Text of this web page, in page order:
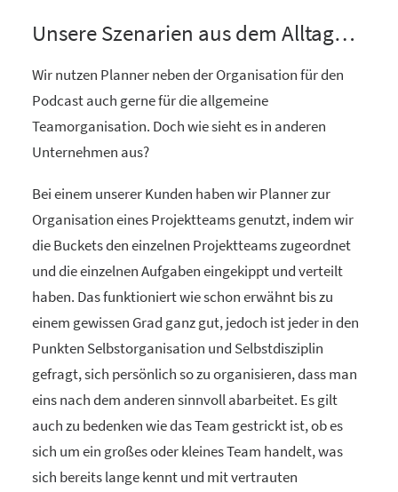
Unsere Szenarien aus dem Alltag…
Wir nutzen Planner neben der Organisation für den
Podcast auch gerne für die allgemeine
Teamorganisation. Doch wie sieht es in anderen
Unternehmen aus?
Bei einem unserer Kunden haben wir Planner zur
Organisation eines Projektteams genutzt, indem wir
die Buckets den einzelnen Projektteams zugeordnet
und die einzelnen Aufgaben eingekippt und verteilt
haben. Das funktioniert wie schon erwähnt bis zu
einem gewissen Grad ganz gut, jedoch ist jeder in den
Punkten Selbstorganisation und Selbstdisziplin
gefragt, sich persönlich so zu organisieren, dass man
eins nach dem anderen sinnvoll abarbeitet. Es gilt
auch zu bedenken wie das Team gestrickt ist, ob es
sich um ein großes oder kleines Team handelt, was
sich bereits lange kennt und mit vertrauten